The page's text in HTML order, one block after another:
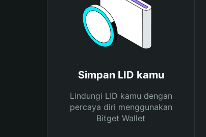
Simpan LID kamu
Lindungi LID kamu dengan
percaya diri menggunakan
Bitget Wallet